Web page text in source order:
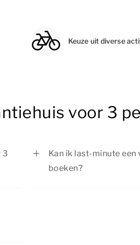
Keuze uit diverse
voor 3
3
Kan ik last-minute
boeken?